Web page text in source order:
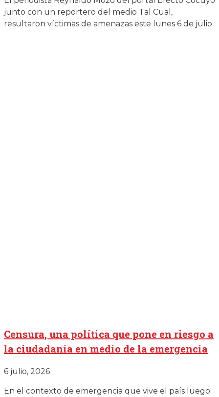
junto con un reportero del medio Tal Cual,
resultaron víctimas de amenazas este lunes 6 de julio
Censura, una política que pone en riesgo a
la ciudadanía en medio de la emergencia
6 julio, 2026
En el contexto de emergencia que vive el país luego